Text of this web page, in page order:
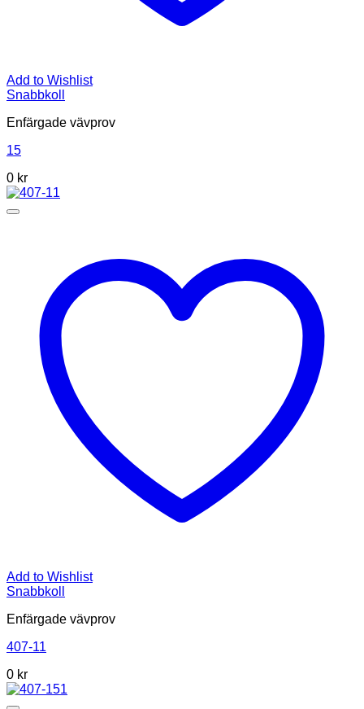
Add to Wishlist
Snabbkoll
Enfärgade vävprov
15
0 kr
Add to Wishlist
Snabbkoll
Enfärgade vävprov
407-11
0 kr